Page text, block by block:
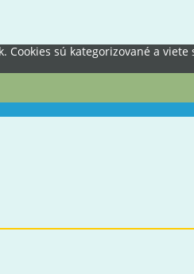
sú kategorizované a